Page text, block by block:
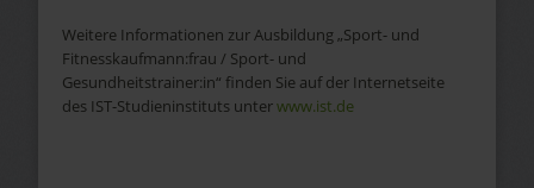
Weitere Informationen zurAusbildung „Sport- und
Fitnesskaufmann:frau / Sport- und
Gesundheitstrainer:in“ finden Sie auf der Internetseite
des IST-Studieninstituts unterwww.ist.de